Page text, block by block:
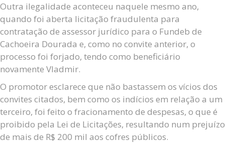
Outra ilegalidade aconteceu naquele mesmo ano,
quando foi aberta licitação fraudulenta para
contratação de assessor jurídico para o Fundeb de
Cachoeira Dourada e, como no convite anterior, o
processo foi forjado, tendo como beneficiário
novamente Vladmir.
O promotor esclarece que não bastassem os vícios dos
convites citados, bem como os indícios em relação a um
terceiro, foi feito o fracionamento de despesas, o que é
proibido pela Lei de Licitações, resultando num prejuízo
de mais de R$ 200 mil aos cofres públicos.